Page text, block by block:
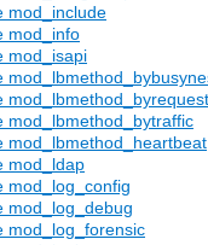
mod_include
mod_info
mod_isapi
mod_lbmethod_bytraffic
mod_lbmethod_heartbeat
mod_ldap
mod_log_config
mod_log_debug
mod_log_forensic